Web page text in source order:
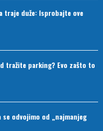
traje duže: Isprobajte ove
tražite parking? Evo zašto to
se odvojimo od „najmanjeg